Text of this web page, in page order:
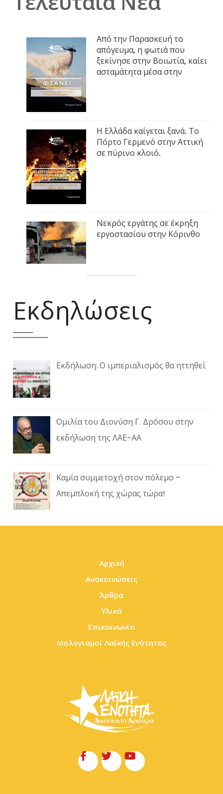
Από την Παρασκευή το
απόγευμα, η φωτιά που
ξεκίνησε στην Βοιωτία, καίει
ασταμάτητα μέσα στην
Η Ελλάδα καίγεται ξανά. Το
Πόρτο Γερμενό στην Αττική
σε πύρινο κλοιό.
Νεκρός εργάτης σε έκρηξη
εργοστασίου στην Κόρινθο
Εκδηλώσεις
Εκδήλωση: Ο ιμπεριαλισμός θα ηττηθεί
Ομιλία του Διονύση Γ. Δρόσου στην
εκδήλωση της ΛΑΕ-ΑΑ
Καμία συμμετοχή στον πόλεμο –
Απεμπλοκή της χώρας τώρα!
Αρχική
Ανακοινώσεις
Άρθρα
Υλικά
Επικοινωνία
Ισολογισμοί Λαϊκής Ενότητας